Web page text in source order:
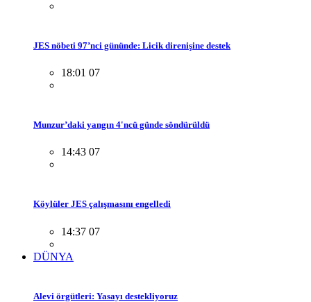
JES nöbeti 97’nci gününde: Licik direnişine destek
18:01 07
Munzur’daki yangın 4'ncü günde söndürüldü
14:43 07
Köylüler JES çalışmasını engelledi
14:37 07
DÜNYA
Alevi örgütleri: Yasayı destekliyoruz